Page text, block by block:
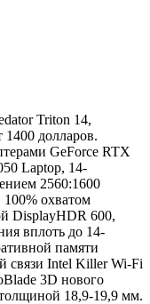
Triton 14,
1400 долларов.
GeForce RTX
Laptop, 14-
2560:1600
100% охватом
DisplayHDR 600,
вплоть до 14-
памяти
связи Intel Killer Wi-Fi
3D нового
18,9-19,9 мм.